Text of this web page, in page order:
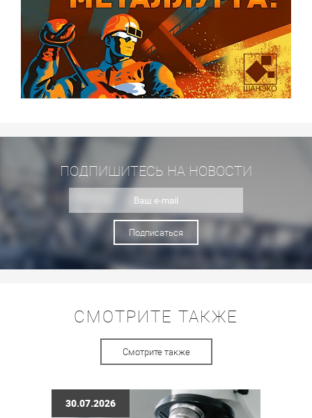
ПОДПИШИТЕСЬ НА НОВОСТИ
Подписаться
СМОТРИТЕ ТАКЖЕ
Смотрите также
30.07.2026